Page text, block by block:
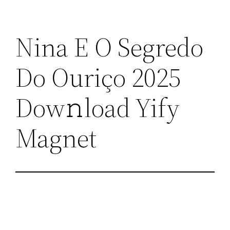
Nina E O Segredo
Do Ouriço 2025
Dow𝚗load Yify
Magnet